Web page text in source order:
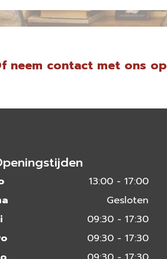
neem contact met ons op
13:00 - 17:00
Gesloten
09:30 - 17:30
09:30 - 17:30